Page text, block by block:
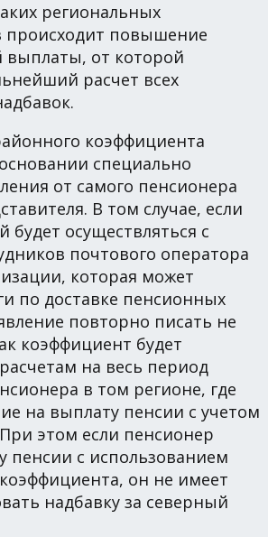
региональных
происходит повышение
выплаты, от которой
расчет всех
коэффициента
специально
от самого пенсионера
В том случае, если
будет осуществляться с
почтового оператора
которая может
по доставке пенсионных
повторно писать не
коэффициент будет
на весь период
в том регионе, где
на выплату пенсии с учетом
этом если пенсионер
пенсии с использованием
он не имеет
надбавку за северный